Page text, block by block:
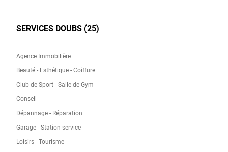
SERVICES DOUBS (25)
Agence Immobilière
Beauté - Esthétique - Coiffure
Club de Sport - Salle de Gym
Conseil
Dépannage - Réparation
Garage - Station service
Loisirs - Tourisme